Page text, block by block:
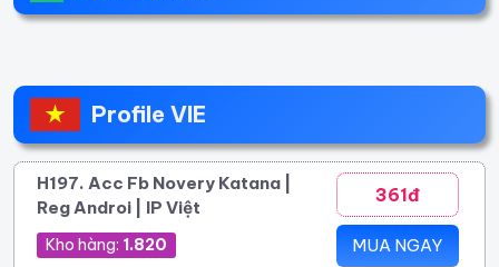
Profile VIE
H197. Acc Fb Novery Katana |
Reg Androi | IP Việt
Kho hàng: 1.820
361đ
MUA NGAY